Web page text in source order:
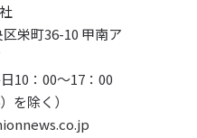
栄町36-10 甲南ア
10：00〜17：00
を除く）